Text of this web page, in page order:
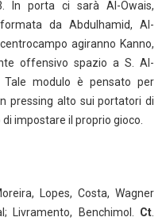
In porta ci sarà Al-Owais,
da Abdulhamid, Al-
agiranno Kanno,
offensivo spazio a S. Al-
Tale modulo è pensato per
pressing alto sui portatori di
impostare il proprio gioco.
Lopes, Costa, Wagner
Livramento, Benchimol. Ct